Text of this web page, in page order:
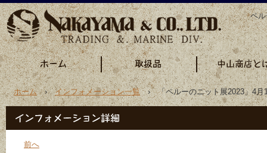
ペ
ホーム›インフォメーション一覧› 「ペルーのニット展2023」4月
前へ